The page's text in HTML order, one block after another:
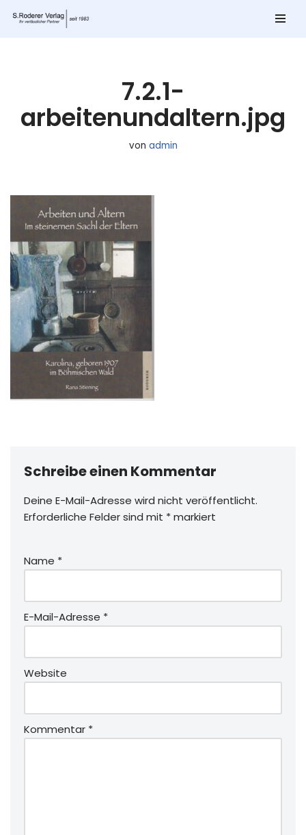
7.2.1-
arbeitenundaltern.jpg
von admin
Schreibe einen Kommentar
Deine E-Mail-Adresse wird nicht veröffentlicht.
Erforderliche Felder sind mit *markiert
Name *
E-Mail-Adresse *
Website
Kommentar *